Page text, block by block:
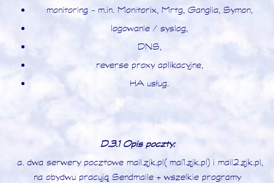
monitoring - m.in. Monitorix, Mrtg, Ganglia, Symon,
logowanie / syslog,
DNS,
reverse proxy aplikacyjne,
HA usług.
D.3.1 Opis poczty:
a. dwa serwery pocztowe mail.zjk.pl (mai1.zjk.pl) i mail2.zjk.pl,
na obydwu pracują Sendmaile + wszelkie programy